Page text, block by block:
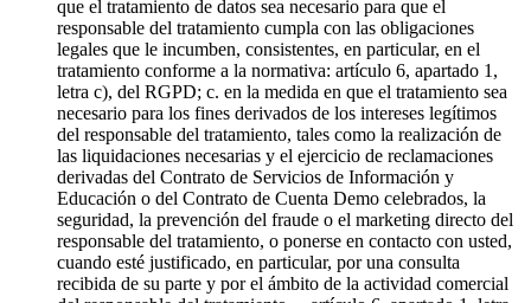
que el tratamiento de datos sea necesario para que el
responsable del tratamiento cumpla con las obligaciones
legales que le incumben, consistentes, en particular, en el
tratamiento conforme a la normativa: artículo 6, apartado 1,
letra c), del RGPD; c. en la medida en que el tratamiento sea
necesario para los fines derivados de los intereses legítimos
del responsable del tratamiento, tales como la realización de
las liquidaciones necesarias y el ejercicio de reclamaciones
derivadas del Contrato de Servicios de Información y
Educación o del Contrato de Cuenta Demo celebrados, la
seguridad, la prevención del fraude o el marketing directo del
responsable del tratamiento, o ponerse en contacto con usted,
cuando esté justificado, en particular, por una consulta
recibida de su parte y por el ámbito de la actividad comercial